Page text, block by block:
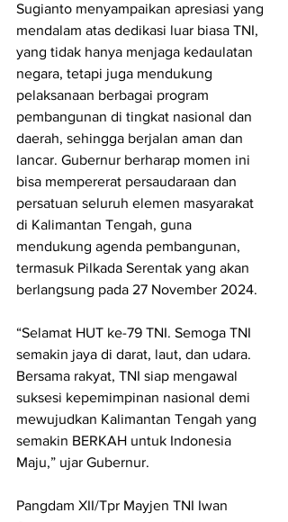
Sugianto menyampaikan apresiasi yang
mendalam atas dedikasi luar biasa TNI,
yang tidak hanya menjaga kedaulatan
negara, tetapi juga mendukung
pelaksanaan berbagai program
pembangunan di tingkat nasional dan
daerah, sehingga berjalan aman dan
lancar. Gubernur berharap momen ini
bisa mempererat persaudaraan dan
persatuan seluruh elemen masyarakat
di Kalimantan Tengah, guna
mendukung agenda pembangunan,
termasuk Pilkada Serentak yang akan
berlangsung pada 27 November 2024.
“Selamat HUT ke-79 TNI. Semoga TNI
semakin jaya di darat, laut, dan udara.
Bersama rakyat, TNI siap mengawal
suksesi kepemimpinan nasional demi
mewujudkan Kalimantan Tengah yang
semakin BERKAH untuk Indonesia
Maju,” ujar Gubernur.
Pangdam XII/Tpr Mayjen TNI Iwan